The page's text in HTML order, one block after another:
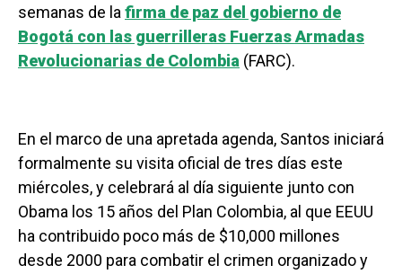
semanas de la firma de paz del gobierno de
Bogotá con las guerrilleras Fuerzas Armadas
Revolucionarias de Colombia (FARC).
En el marco de una apretada agenda, Santos iniciará
formalmente su visita oficial de tres días este
miércoles, y celebrará al día siguiente junto con
Obama los 15 años del Plan Colombia, al que EEUU
ha contribuido poco más de $10,000 millones
desde 2000 para combatir el crimen organizado y